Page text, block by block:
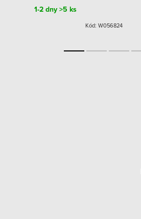
1-2 dny>5 ks
Kód: W056824